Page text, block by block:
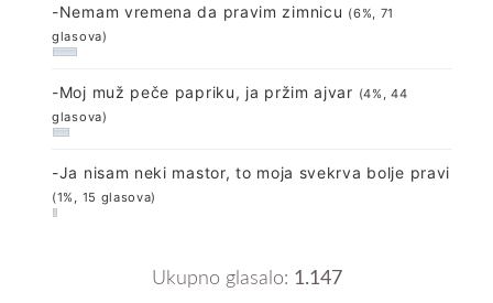
-Nemam vremena da pravim zimnicu (6%, 71
glasova)
-Moj muž peče papriku, ja pržim ajvar (4%, 44
glasova)
-Ja nisam neki mastor, to moja svekrva bolje pravi
(1%, 15 glasova)
Ukupno glasalo: 1.147